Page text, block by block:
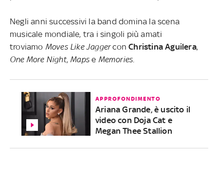
Negli anni successivi la band domina la scena
musicale mondiale, tra i singoli più amati
troviamo Moves Like JaggerconChristina Aguilera,
One More Night, Maps e Memories
APPROFONDIMENTO
Ariana Grande, è uscito il
video con Doja Cat e
Megan Thee Stallion